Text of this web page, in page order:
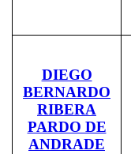
DIEGO
BERNARDO
RIBERA
PARDO DE
ANDRADE